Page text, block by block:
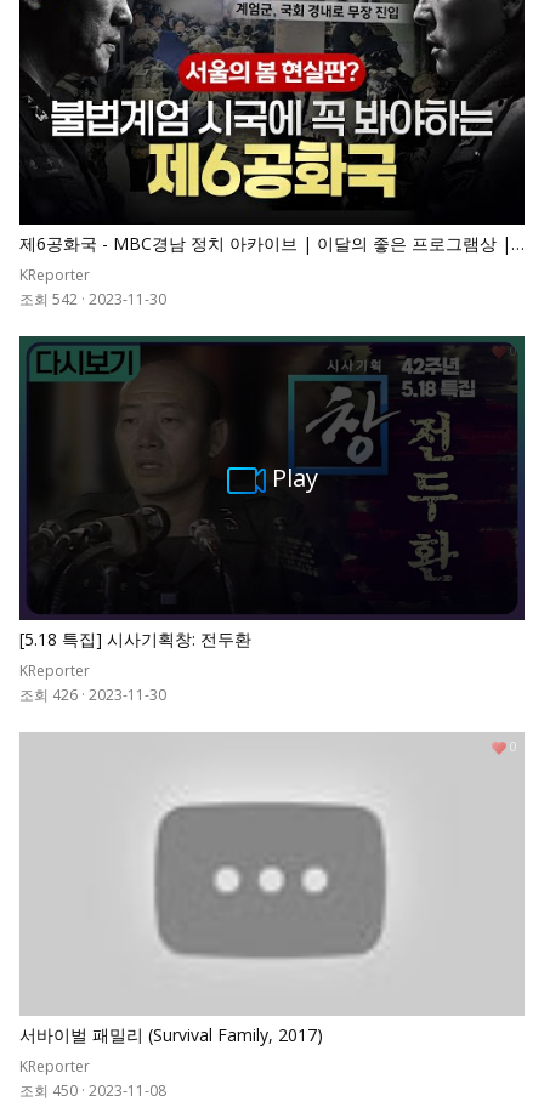
제6공화국 - MBC경남 정치 아카이브 | 이달의 좋은 프로그램상 |
MBC 계열사 작품대회 금상 | 경남민주언론상 특별상
KReporter
조회 542 · 2023-11-30
[5.18 특집] 시사기획창: 전두환
KReporter
조회 426 · 2023-11-30
0
Play
서바이벌 패밀리 (Survival Family, 2017)
KReporter
조회 450 · 2023-11-08
0